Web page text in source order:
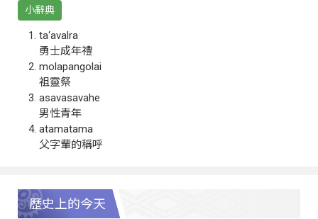
小辭典
ta‘avalra
勇士成年禮
molapangolai
祖靈祭
asavasavahe
男性青年
atamatama
父字輩的稱呼
歷史上的今天